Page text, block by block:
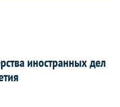
иностранных дел